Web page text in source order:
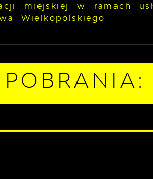
miejskiej w ramach
Wielkopolskiego